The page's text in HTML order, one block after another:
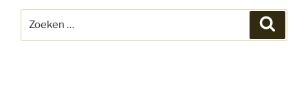
bent”
naar: